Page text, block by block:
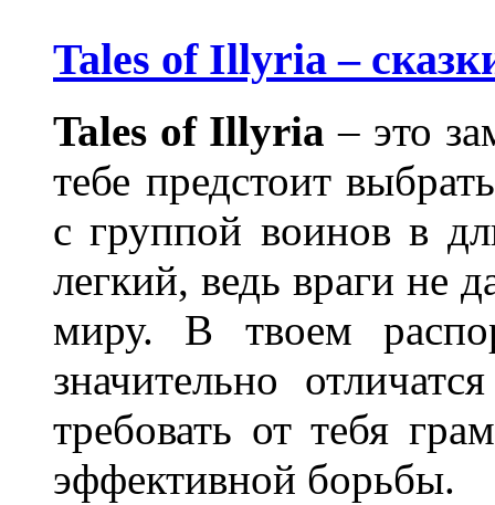
Tales of Illyria –
Tales of Illyria – это
тебе предстоит
с группой воинов в
легкий, ведь враги не
миру. В твоем
значительно
требовать от тебя
эффективной борьбы.